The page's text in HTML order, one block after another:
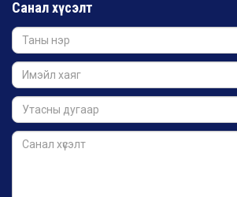
Санал хүсэлт